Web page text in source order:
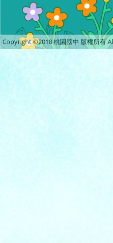
Copyright ©2018 桃園國中 版權所有